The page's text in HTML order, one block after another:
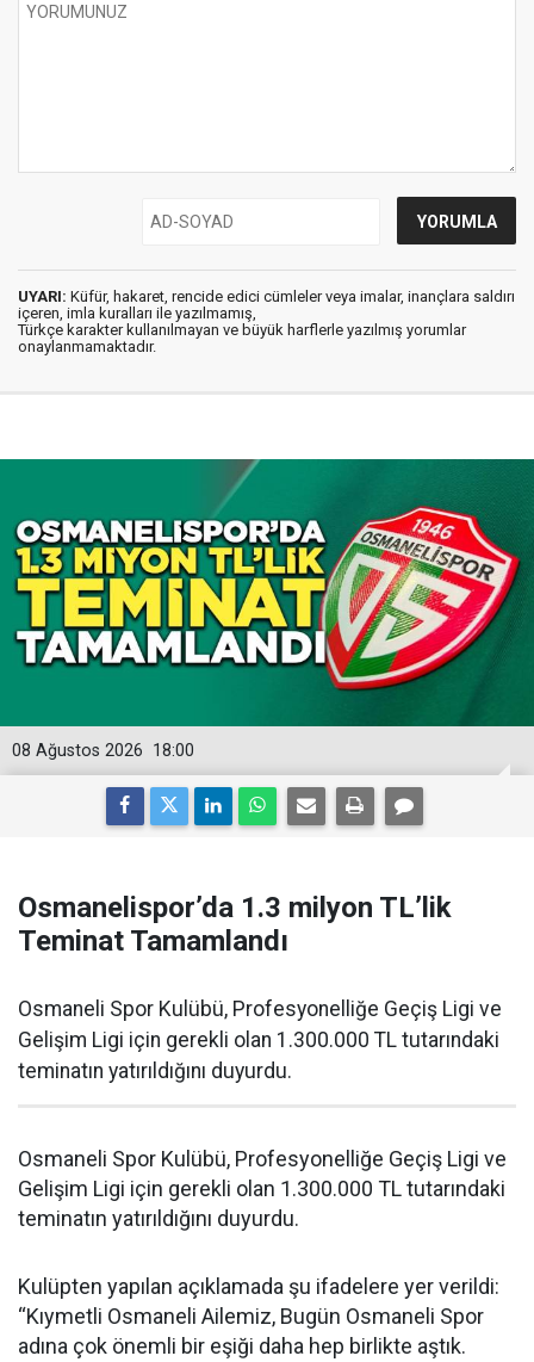
UYARI: Küfür, hakaret, rencide edici cümleler veya imalar, inançlara saldırı
içeren, imla kuralları ile yazılmamış,
Türkçe karakter kullanılmayan ve büyük harflerle yazılmış yorumlar
onaylanmamaktadır.
18:00
08 Ağustos 2026
Osmanelispor’da 1.3 milyon TL’lik
Teminat Tamamlandı
Osmaneli Spor Kulübü, Profesyonelliğe Geçiş Ligi ve
Gelişim Ligi için gerekli olan 1.300.000 TL tutarındaki
teminatın yatırıldığını duyurdu.
Osmaneli Spor Kulübü, Profesyonelliğe Geçiş Ligi ve
Gelişim Ligi için gerekli olan 1.300.000 TL tutarındaki
teminatın yatırıldığını duyurdu.
Kulüpten yapılan açıklamada şu ifadelere yer verildi:
“Kıymetli Osmaneli Ailemiz, Bugün Osmaneli Spor
adına çok önemli bir eşiği daha hep birlikte aştık.